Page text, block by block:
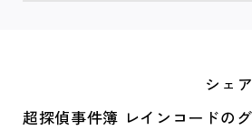
シェ
超探偵事件簿 レインコードの